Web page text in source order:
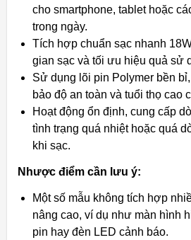
cho smartphone, tablet hoặc
trong ngày.
Tích hợp chuẩn sạc nhanh
gian sạc và tối ưu hiệu quả sử
Sử dụng lõi pin Polymer bền
bảo độ an toàn và tuổi thọ cao
Hoạt động ổn định, cung cấp
tình trạng quá nhiệt hoặc quá
khi sạc.
Nhược điểm cần lưu ý:
Một số mẫu không tích hợp
nâng cao, ví dụ như màn hình
pin hay đèn LED cảnh báo.